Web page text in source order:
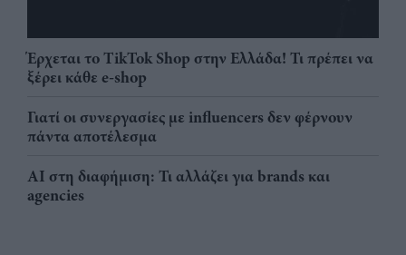
Έρχεται το TikTok Shop στην Ελλάδα! Τι πρέπει να
ξέρει κάθε e-shop
Γιατί οι συνεργασίες με influencers δεν φέρνουν
πάντα αποτέλεσμα
AI στη διαφήμιση: Τι αλλάζει για brands και
agencies